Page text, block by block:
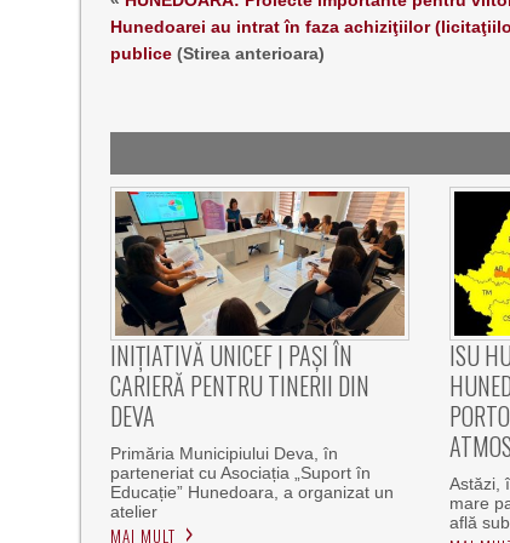
Hunedoarei au intrat în faza achiziţiilor
publice (Stirea anterioara)
INIȚIATIVĂ UNICEF | PAȘI ÎN
CARIERĂ PENTRU TINERII DIN
DEVA
Primăria Municipiului Deva, în
parteneriat cu Asociația „Suport în
Educație” Hunedoara, a organizat un
atelier
MAI MULT
ISU
Astăzi,
mare
află sub